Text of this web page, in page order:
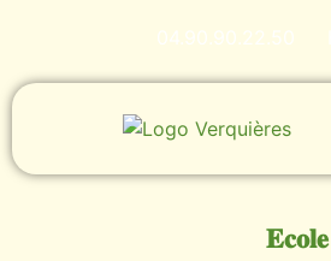
04.90.90.22.50